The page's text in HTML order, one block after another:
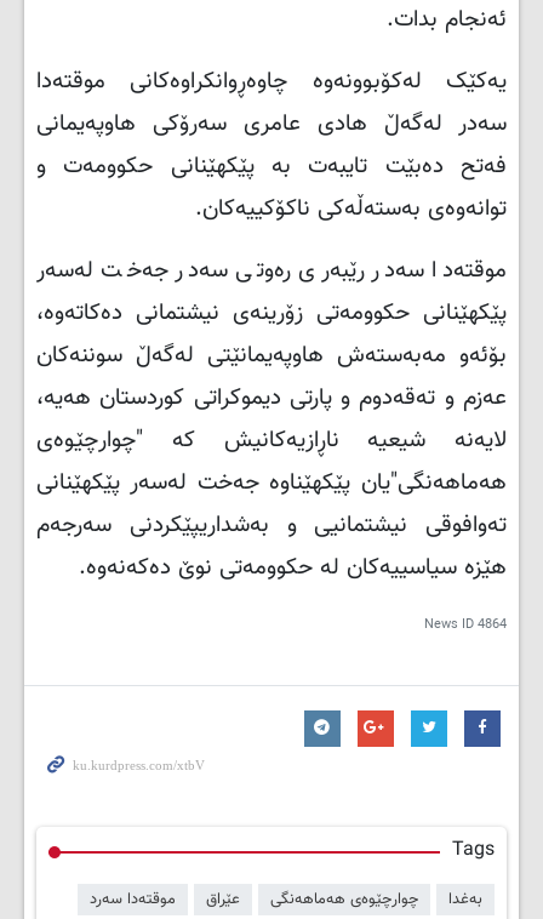
ئه‌نجام بدات.
یه‌کێک له‌کۆبوونه‌وه‌ چاوه‌ڕوانکراوه‌کانی موقته‌دا
سه‌در له‌گه‌ڵ هادی عامری سه‌رۆکی هاوپه‌یمانی
فه‌تح ده‌بێت تایبه‌ت به‌ پێکهێنانی حکوومه‌ت و
توانه‌وه‌ی به‌سته‌ڵه‌کی ناکۆکییه‌کان.
موقته‌دا سه‌در رێبه‌ری ره‌وتی سه‌در جه‌خت له‌سه‌ر
پێکهێنانی حکوومه‌تی زۆرینه‌ی نیشتمانی ده‌کاته‌وه‌،
بۆئه‌و مه‌به‌سته‌ش هاوپه‌یمانێتی له‌گه‌ڵ سوننه‌کان
عه‌زم و ته‌قه‌دوم و پارتی دیموکراتی کوردستان هه‌یه‌،
لایه‌نه‌ شیعیه‌ ناڕازیه‌کانیش که‌ "چوارچێوه‌ی
هه‌ماهه‌نگی"یان پێکهێناوه‌ جه‌خت له‌سه‌ر پێکهێنانی
ته‌وافوقی نیشتمانیی و به‌شداریپێکردنی سه‌رجه‌م
هێزه‌ سیاسییه‌کان له ‌حکوومه‌تی نوێ ده‌که‌نه‌وه‌.
News ID4864
Tags
بەغدا چوارچێوەی هەماهەنگی عێراق موقتەدا سەرد